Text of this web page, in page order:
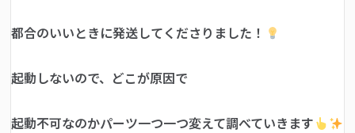
都合のいいときに発送してくださりました！
起動しないので、どこが原因で
起動不可なのかパーツ一つ一つ変えて調べていきます